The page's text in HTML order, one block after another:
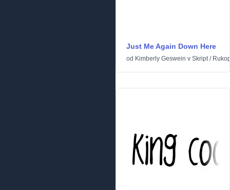
Just Me Again Down Here
od Kimberly Geswein v Skript/